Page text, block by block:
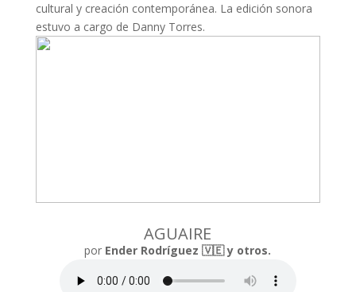
cultural y creación contemporánea. La edición sonora
estuvo a cargo de Danny Torres.
AGUAIRE
por Ender Rodríguez 🇻🇪 y otros.